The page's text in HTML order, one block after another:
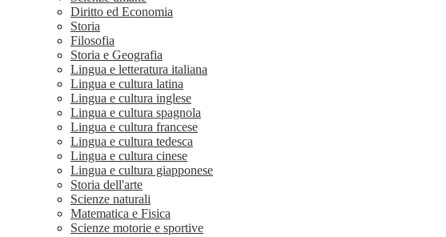
Diritto ed Economia
Storia
Filosofia
Storia e Geografia
Lingua e letteratura italiana
Lingua e cultura latina
Lingua e cultura inglese
Lingua e cultura spagnola
Lingua e cultura francese
Lingua e cultura tedesca
Lingua e cultura cinese
Lingua e cultura giapponese
Storia dell'arte
Scienze naturali
Matematica e Fisica
Scienze motorie e sportive